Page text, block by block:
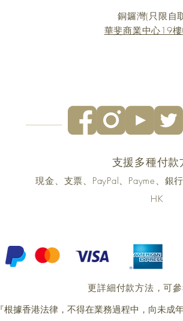
銅鑼灣(只限自
華斐商業中心19
支援多種付款
現金、支票、PayPal、Payme、銀
HK
更詳細付款方法，可
『根據香港法律，不得在業務過程中，向未成